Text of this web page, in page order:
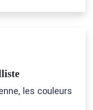
les couleurs